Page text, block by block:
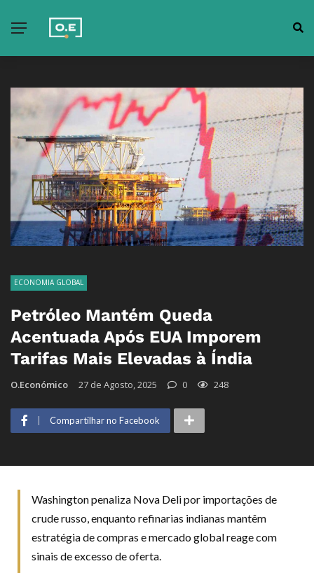
ECONOMIA GLOBAL
Petróleo Mantém Queda
Acentuada Após EUA Imporem
Tarifas Mais Elevadas à Índia
O.Económico 27 de Agosto, 2025 0 248
Compartilhar no Facebook
Washington penaliza Nova Deli por importações de
crude russo, enquanto refinarias indianas mantêm
estratégia de compras e mercado global reage com
sinais de excesso de oferta.